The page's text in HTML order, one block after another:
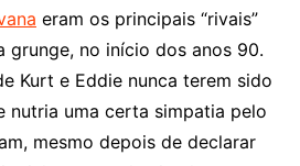
eram os principais “rivais”
grunge, no início dos anos 90.
Kurt e Eddie nunca terem sido
nutria uma certa simpatia pelo
mesmo depois de declarar